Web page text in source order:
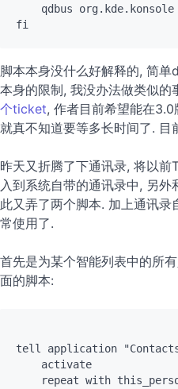
qdbus
脚本本身没什么好解释的, 简
本身的限制, 我没办法做类似
个ticket, 作者目前希望能在
就真不知道要等多长时间了. 目
昨天又折腾了下通讯录, 将以
入到系统自带的通讯录中, 另
此又弄了两个脚本. 加上通讯
常使用了.
首先是为某个智能列表中的所
面的脚本:
tell application
    activate
repeat with